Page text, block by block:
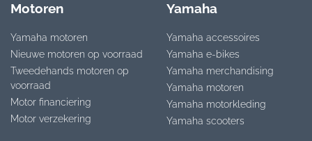
Motoren
Yamaha motoren
Nieuwe motoren op voorraad
Tweedehands motoren op
voorraad
Motor financiering
Motor verzekering
Yamaha
Yamaha accessoires
Yamaha e-bikes
Yamaha merchandising
Yamaha motoren
Yamaha motorkleding
Yamaha scooters